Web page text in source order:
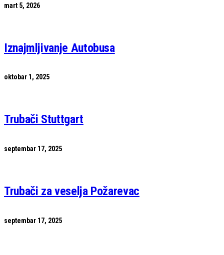
mart 5, 2026
Iznajmljivanje Autobusa
oktobar 1, 2025
Trubači Stuttgart
septembar 17, 2025
Trubači za veselja Požarevac
septembar 17, 2025